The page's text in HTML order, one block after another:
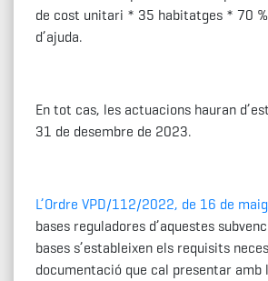
de cost unitari * 35 habitatges * 70
d’ajuda.
En tot cas, les actuacions hauran
31 de desembre de 2023.
L’Ordre VPD/112/2022, de 16 de
bases reguladores d’aquestes
bases s’estableixen els requisits
documentació que cal presentar amb